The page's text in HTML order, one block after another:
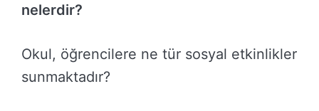
nelerdir?
Okul, öğrencilere ne tür sosyal etkinlikler
sunmaktadır?